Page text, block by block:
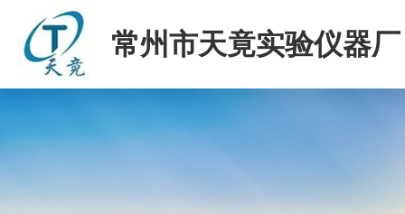
常州市天竟实验仪器厂